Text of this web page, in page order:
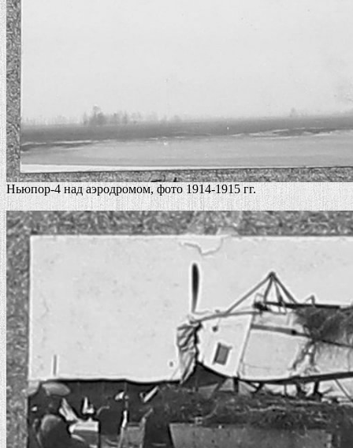
Ньюпор-4 над аэродромом, фото 1914-1915 гг.